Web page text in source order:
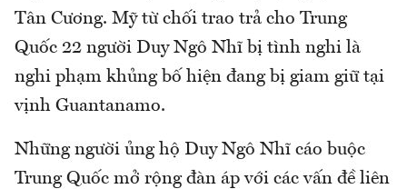
Tân Cương. Mỹ từ chối trao trả cho Trung
Quốc 22 người Duy Ngô Nhĩ bị tình nghi là
nghi phạm khủng bố hiện đang bị giam giữ tại
vịnh Guantanamo.
Những người ủng hộ Duy Ngô Nhĩ cáo buộc
Trung Quốc mở rộng đàn áp với các vấn đề liên